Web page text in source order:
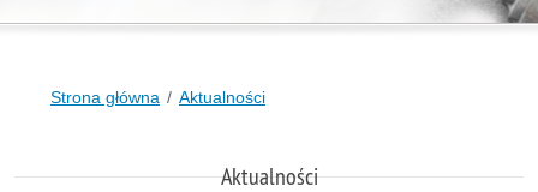
Strona główna Aktualności
Aktualności